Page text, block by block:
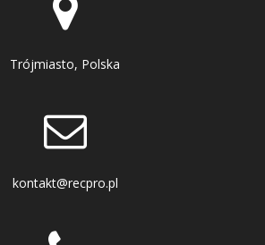
Trójmiasto, Polska
kontakt@recpro.pl